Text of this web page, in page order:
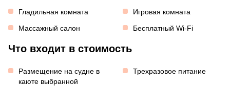
Гладильная комната
Игровая комната
Массажный салон
Бесплатный Wi-Fi
Что входит в стоимость
Размещение на судне в
каюте выбранной
Трехразовое питание